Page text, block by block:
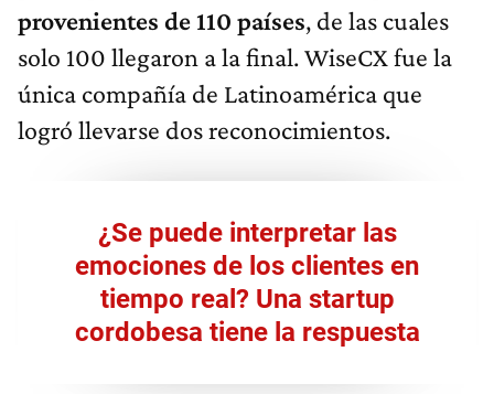
provenientes de 110 países, de las cuales
solo 100 llegaron a la final. WiseCX fue la
única compañía de Latinoamérica que
logró llevarse dos reconocimientos.
¿Se puede interpretar las
emociones de los clientes en
tiempo real? Una startup
cordobesa tiene la respuesta